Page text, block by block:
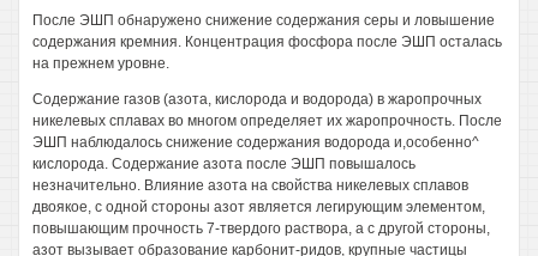
После ЭШП обнаружено снижение содержания серы и ловышение
содержания кремния. Концентрация фосфора после ЭШП осталась
на прежнем уровне.
Содержание газов (азота, кислорода и водорода) в жаропрочных
никелевых сплавах во многом определяет их жаропрочность. После
ЭШП наблюдалось снижение содержания водорода и,особенно^
кислорода. Содержание азота после ЭШП повышалось
незначительно. Влияние азота на свойства никелевых сплавов
двоякое, с одной стороны азот является легирующим элементом,
повышающим прочность 7-твердого раствора, а с другой стороны,
азот вызывает образование карбонит-ридов, крупные частицы